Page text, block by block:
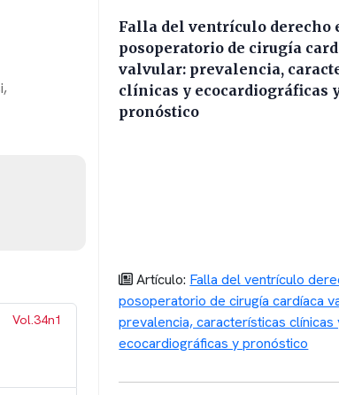
Vol.34n1
Falla del ventrículo derecho
posoperatorio de cirugía
valvular: prevalencia,
clínicas y ecocardiográficas
pronóstico
Artículo: Falla del ventrículo
posoperatorio de cirugía cardíaca
prevalencia, características clínicas
ecocardiográficas y pronóstico